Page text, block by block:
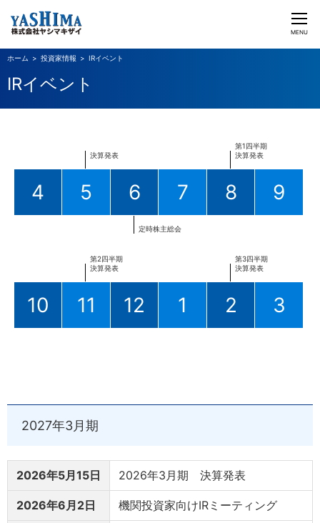
CLOSE
MENU
投資家情報 IRイベント
IRイベント
4 5
決算発表
6
定時株主総会
7 8
第1四半期
決算発表
9
10 11
第2四半期
決算発表
12 1 2
第3四半期
決算発表
3
2027年3月期
2026年5月15日 2026年3月期 決算発表
2026年6月2日 機関投資家向けIRミーティング
ヤシマキザイのチカラ
採用情報